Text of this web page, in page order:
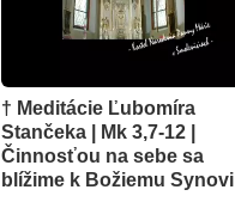
† Meditácie Ľubomíra
Stančeka | Mk 3,7-12 |
Činnosťou na sebe sa
blížime k Božiemu Synovi